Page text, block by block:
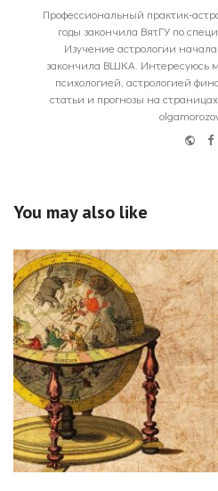
Профессиональный практик-
годы закончила ВятГУ по
Изучение астрологии начала
закончила ВШКА. Интересуюсь
психологией, астрологией
статьи и прогнозы на
You may also like